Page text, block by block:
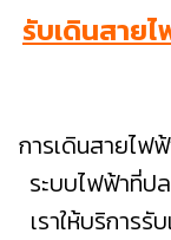
รับเดินสาย
การเดินสายไฟ
ระบบไฟฟ้าที่ป
เราให้บริการ